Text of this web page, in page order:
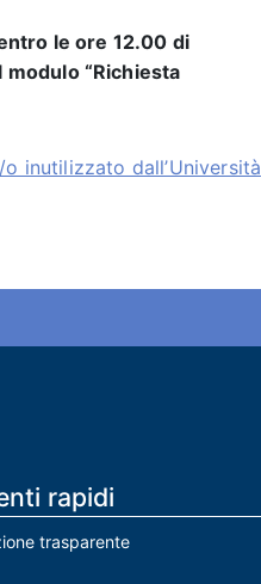
le ore 12.00 di
“Richiesta
inutilizzato dall’Università
rapidi
trasparente